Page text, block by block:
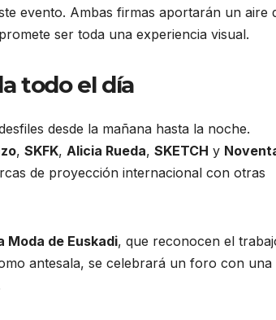
evento. Ambas firmas aportarán un aire
ser toda una experiencia visual.
todo el día
desde la mañana hasta la noche.
, SKFK, Alicia Rueda, SKETCH y
de proyección internacional con otras
Moda de Euskadi, que reconocen el
antesala, se celebrará un foro con una